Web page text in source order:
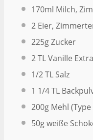
170ml Milch,
2 Eier,
225gZucker
2TL Vanille
1/2TL Salz
1 1/4TL
200g Mehl (Type
50gweiße